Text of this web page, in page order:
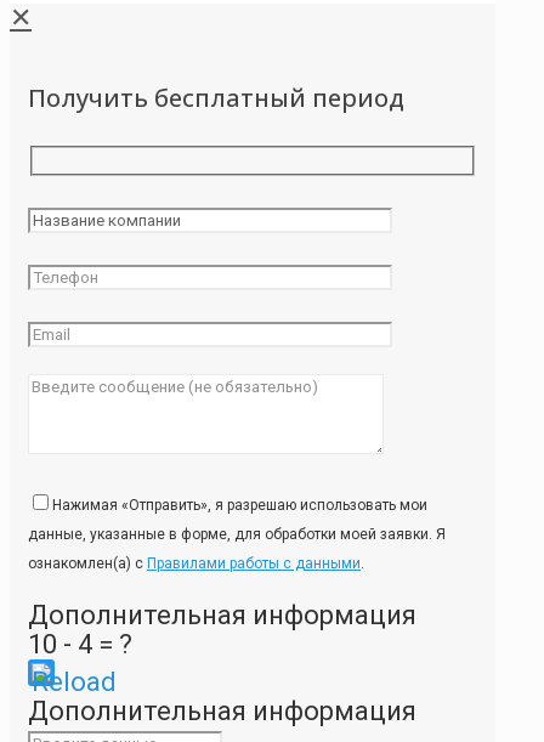
✕
Получить бесплатный период
Нажимая «Отправить», я разрешаю использовать мои
данные, указанные в форме, для обработки моей заявки. Я
ознакомлен(а) с Правилами работы с данными.
Дополнительная информация
10 - 4 = ?
Please
Дополнительная информация